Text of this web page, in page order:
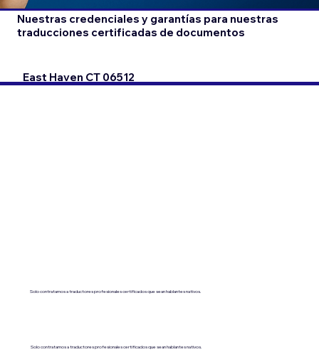
Nuestras credenciales y garantías para nuestras
traducciones certificadas de documentos
East Haven CT 06512
Solo contratamos a traductores profesionales certificados que sean hablantes nativos.
Solo contratamos a traductores profesionales certificados que sean hablantes nativos.